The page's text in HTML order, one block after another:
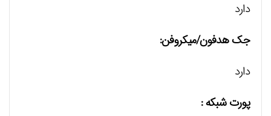
دارد
جک هدفون/میکروفن:
دارد
پورت شبکه :